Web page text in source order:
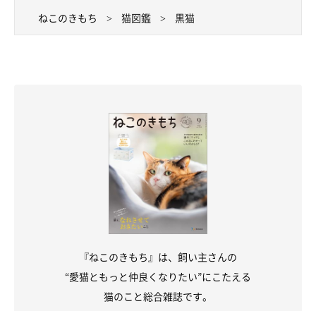
ねこのきもち 猫図鑑 黒猫
『ねこのきもち』は、飼い主さんの
“愛猫ともっと仲良くなりたい”にこたえる
猫のこと総合雑誌です。